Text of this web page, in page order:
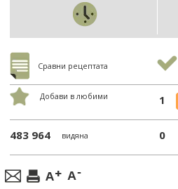
Сравни рецептата
Добави в любими 1
483 964 видяна 0